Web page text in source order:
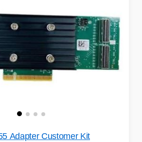
Adapter Customer Kit